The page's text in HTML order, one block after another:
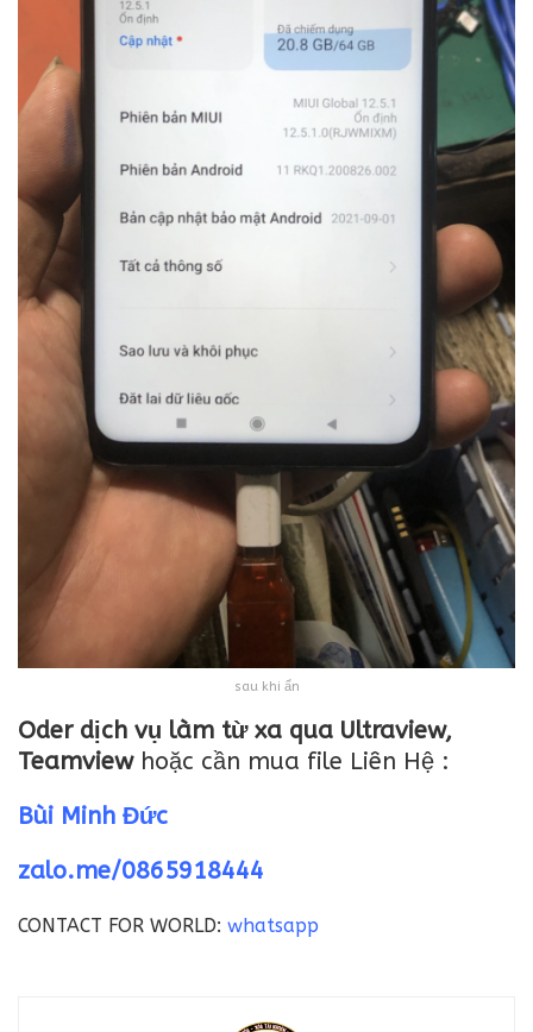
sau khi ẩn
Oder dịch vụ làm từ xa qua Ultraview,
Teamviewhoặc cần mua file Liên Hệ :
Bùi Minh Đức
zalo.me/0865918444
CONTACT FOR WORLD: whatsapp